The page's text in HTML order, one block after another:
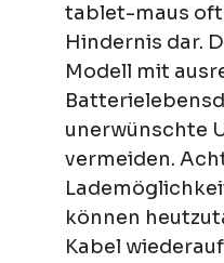
tablet-maus
Hindernis dar.
Modell mit
unerwünschte
vermeiden.
können
Kabel